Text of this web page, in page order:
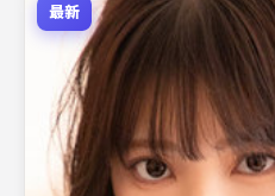
最新